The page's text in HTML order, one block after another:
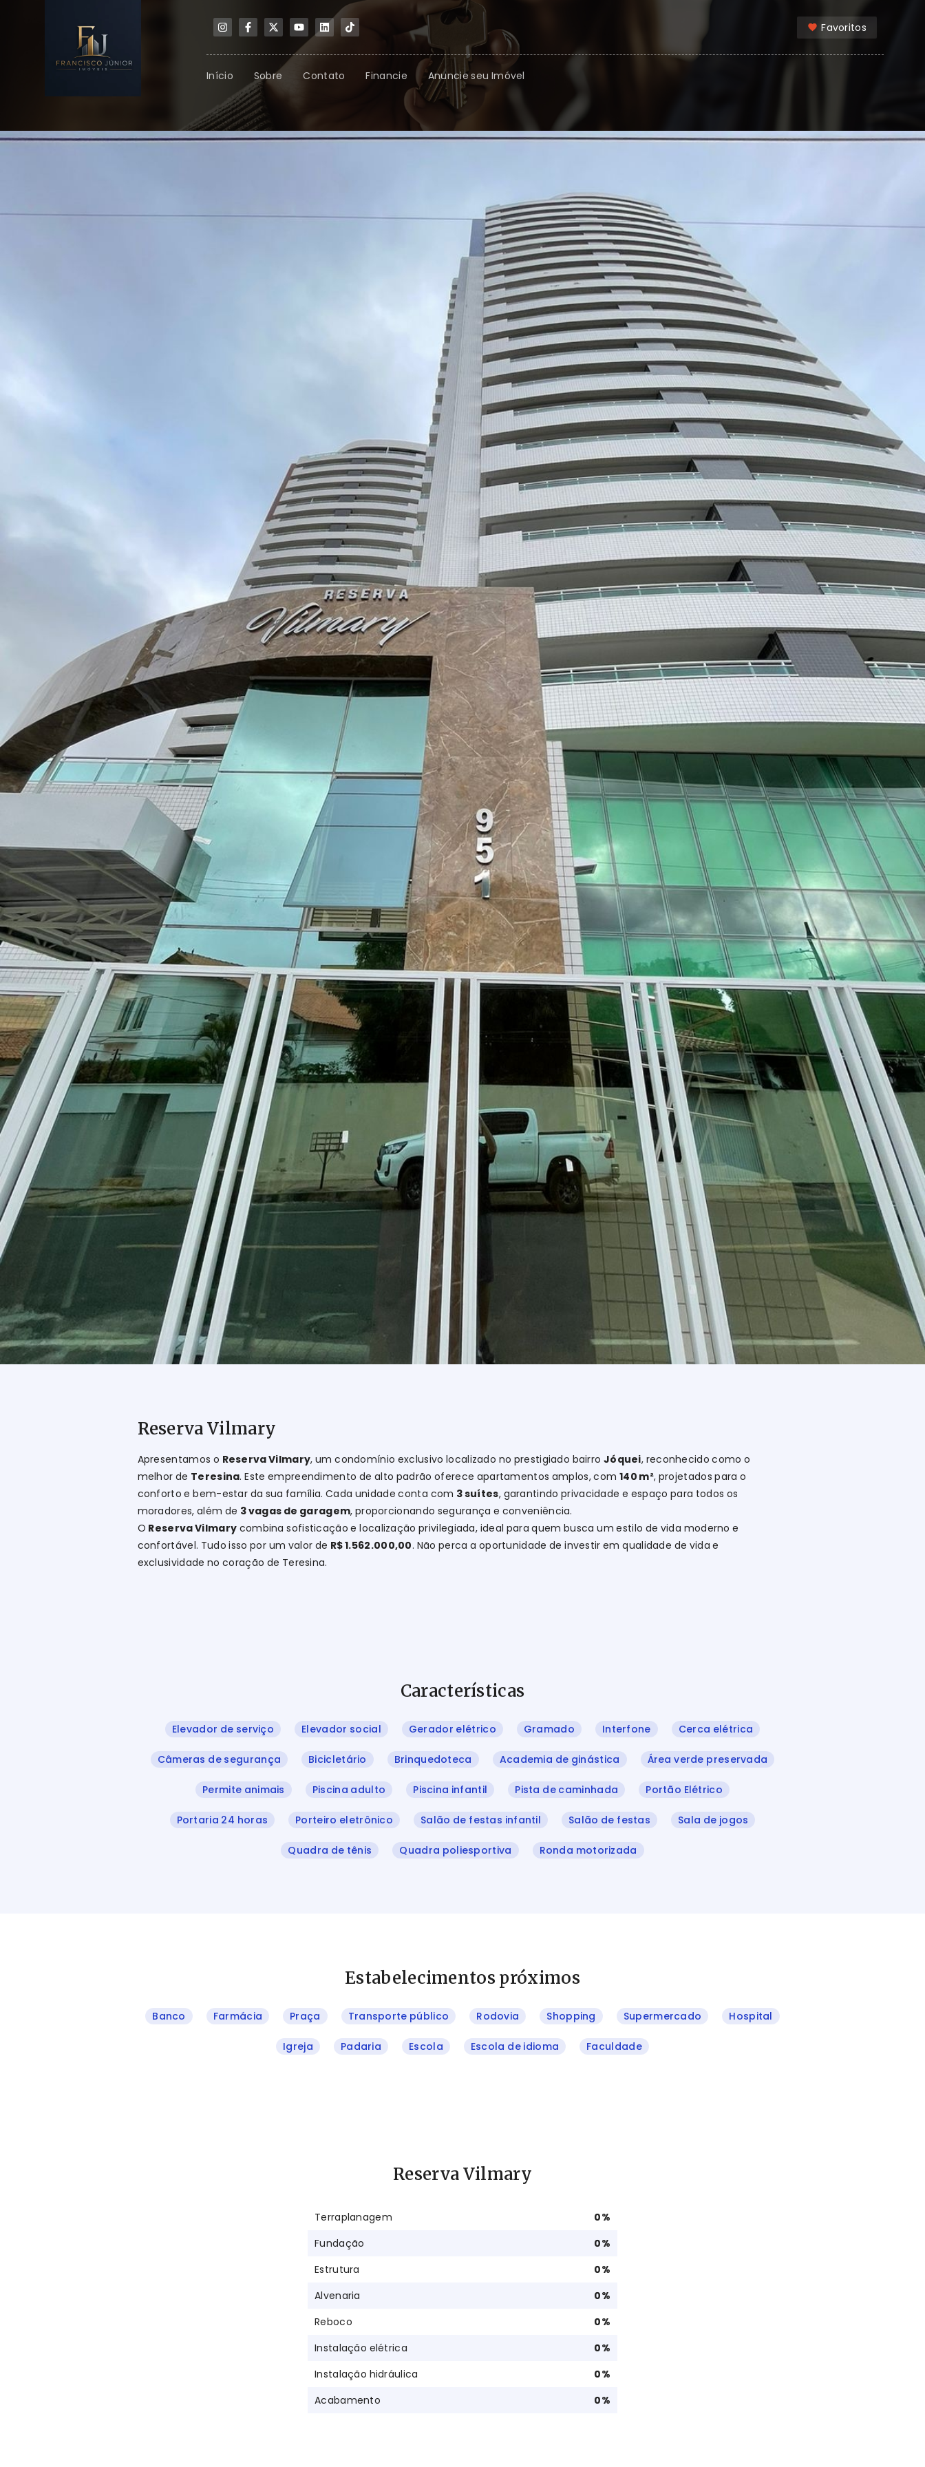
Favoritos
Início Sobre Contato Financie Anuncie seu Imóvel
Reserva Vilmary
Apresentamos o Reserva Vilmary, um condomínio exclusivo localizado no prestigiado bairro Jóquei, reconhecido como o
melhor de Teresina. Este empreendimento de alto padrão oferece apartamentos amplos, com 140 m², projetados para o
conforto e bem-estar da sua família. Cada unidade conta com 3 suítes, garantindo privacidade e espaço para todos os
moradores, além de 3 vagas de garagem, proporcionando segurança e conveniência.
O Reserva Vilmary combina sofisticação e localização privilegiada, ideal para quem busca um estilo de vida moderno e
confortável. Tudo isso por um valor de R$ 1.562.000,00. Não perca a oportunidade de investir em qualidade de vida e
exclusividade no coração de Teresina.
Características
Elevador de serviço Elevador social Gerador elétrico Gramado Interfone Cerca elétrica
Câmeras de segurança Bicicletário Brinquedoteca Academia de ginástica Área verde preservada
Permite animais Piscina adulto Piscina infantil Pista de caminhada Portão Elétrico
Portaria 24 horas Porteiro eletrônico Salão de festas infantil Salão de festas Sala de jogos
Quadra de tênis Quadra poliesportiva Ronda motorizada
Estabelecimentos próximos
Banco Farmácia Praça Transporte público Rodovia Shopping Supermercado Hospital
Igreja Padaria Escola Escola de idioma Faculdade
Reserva Vilmary
Terraplanagem 0%
Fundação
0%
Estrutura
0%
Alvenaria
0%
Reboco
0%
Instalação elétrica
0%
Instalação hidráulica
0%
Acabamento
0%